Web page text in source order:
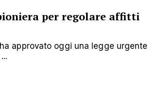
per regolare affitti
approvato oggi una legge urgente